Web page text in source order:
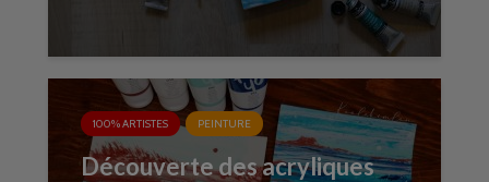
100% ARTISTES PEINTURE
Découverte des acryliques